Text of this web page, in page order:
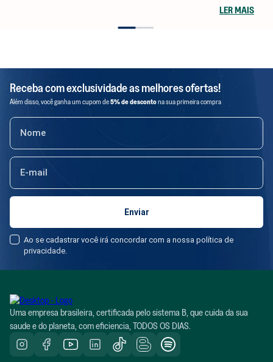
ao meio
LER MAIS
Receba com exclusividade as melhores ofertas!
Além disso, você ganha um cupom de5% de descontona sua primeira compra
Ao se cadastrar você irá concordar com a nossa política de
privacidade.
Uma empresa brasileira, certificada pelo sistema B, que cuida da sua
saude e do planeta, com eficiencia, TODOS OS DIAS.